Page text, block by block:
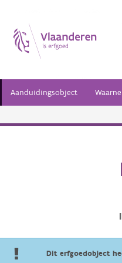
Aanduidingsobject
Dit erfgoedobject